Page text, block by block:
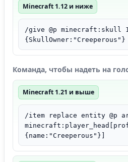
Minecraft 1.12 и ниже
/give @p minecraft:skull
{SkullOwner:"Creeperous"}
Команда, чтобы надеть на
Minecraft 1.21 и выше
/item replace entity @p
{name:"Creeperous"}]